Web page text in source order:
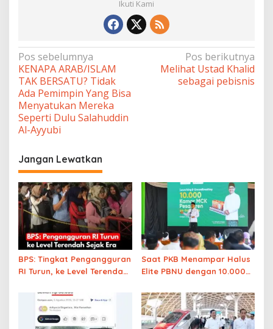
Ikuti Kami
Navigasi
pos
Pos sebelumnya
KENAPA ARAB/ISLAM
TAK BERSATU? Tidak
Ada Pemimpin Yang Bisa
Menyatukan Mereka
Seperti Dulu Salahuddin
Al-Ayyubi
Pos berikutnya
Melihat Ustad Khalid
sebagai pebisnis
Jangan Lewatkan
BPS: Tingkat Pengangguran
RI Turun, ke Level Terendah
Saat PKB Menampar Halus
Elite PBNU dengan 10.000